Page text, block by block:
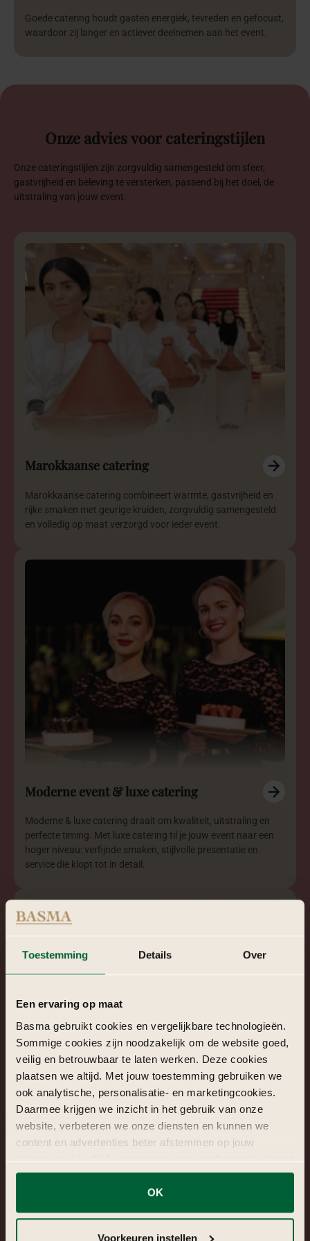
Toestemming Details Over
Een ervaring op maat
Basma gebruikt cookies en vergelijkbare technologieën.
Sommige cookies zijn noodzakelijk om de website goed,
veilig en betrouwbaar te laten werken. Deze cookies
plaatsen we altijd. Met jouw toestemming gebruiken we
ook analytische, personalisatie- en marketingcookies.
Daarmee krijgen we inzicht in het gebruik van onze
website, verbeteren we onze diensten en kunnen we
content en advertenties beter afstemmen op jouw
interesses. Hierbij kunnen gegevens worden gedeeld met
externe partners.
Klik op ‘OK’ om alle cookies te accepteren. Kies ‘Alleen
OK
Voorkeuren instellen
Goede catering houdt gasten energiek, tevreden en gefocust,
waardoor zij langer en actiever deelnemen aan het event.
Onze adviesvoor cateringstijlen
Onze cateringstijlen zijn zorgvuldig samengesteld om sfeer,
gastvrijheid en beleving te versterken, passend bij het doel, de
uitstraling van jouw event.
Marokkaanse catering
Marokkaanse catering combineert warmte, gastvrijheid en
rijke smaken met geurige kruiden, zorgvuldig samengesteld
en volledig op maat verzorgd voor ieder event.
Moderne event & luxe catering
Moderne & luxe catering draait om kwaliteit, uitstraling en
perfecte timing. Met luxe catering til je jouw event naar een
hoger niveau: verfijnde smaken, stijlvolle presentatie en
service die klopt tot in detail.
Informele & belevingsgerichte catering
onderdeel van het event zelf: dynamisch, verrassend en